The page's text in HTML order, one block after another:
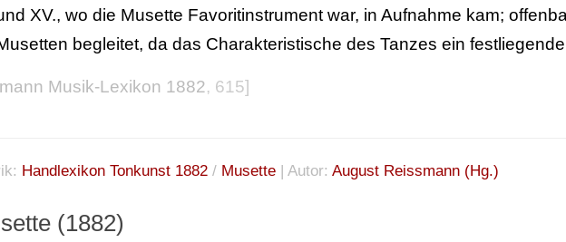
XV., wo die Musette Favoritinstrument war, in Aufnahme kam;
begleitet, da das Charakteristische des Tanzes ein
Musik-Lexikon 1882, 615]
Handlexikon Tonkunst 1882 / Musette | Autor: August Reissmann (Hg.)
(1882)